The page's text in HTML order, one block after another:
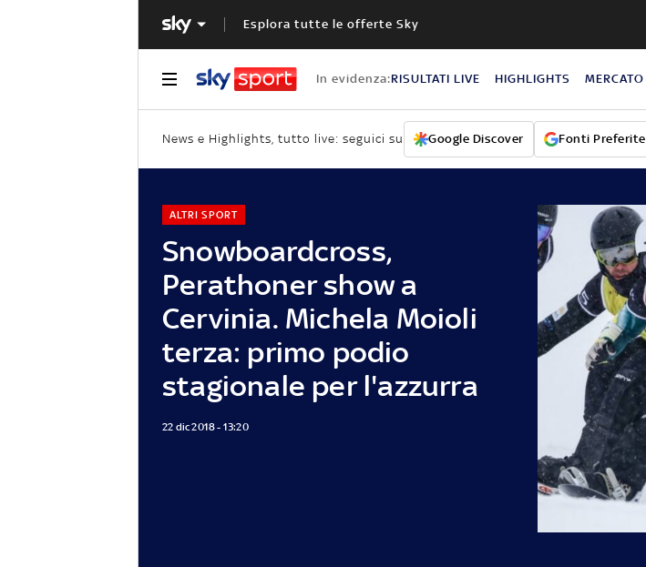
Esplora tutte le offerte Sky
In evidenza:RISULTATI LIVE HIGHLIGHTS MERCATO
News e Highlights, tutto live: seguici su Google Discover Fonti Preferite
Snowboardcross,
Perathoner show a
Cervinia. Michela Moioli
terza: primo podio
stagionale per l'azzurra
ALTRI SPORT
22 dic 2018 - 13:20